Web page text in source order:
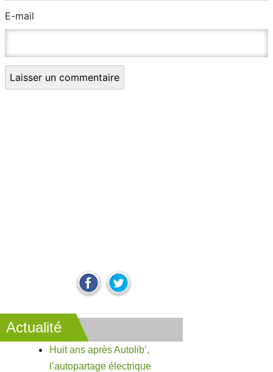
E-mail
Actualité
Huit ans après Autolib’,
l’autopartage électrique